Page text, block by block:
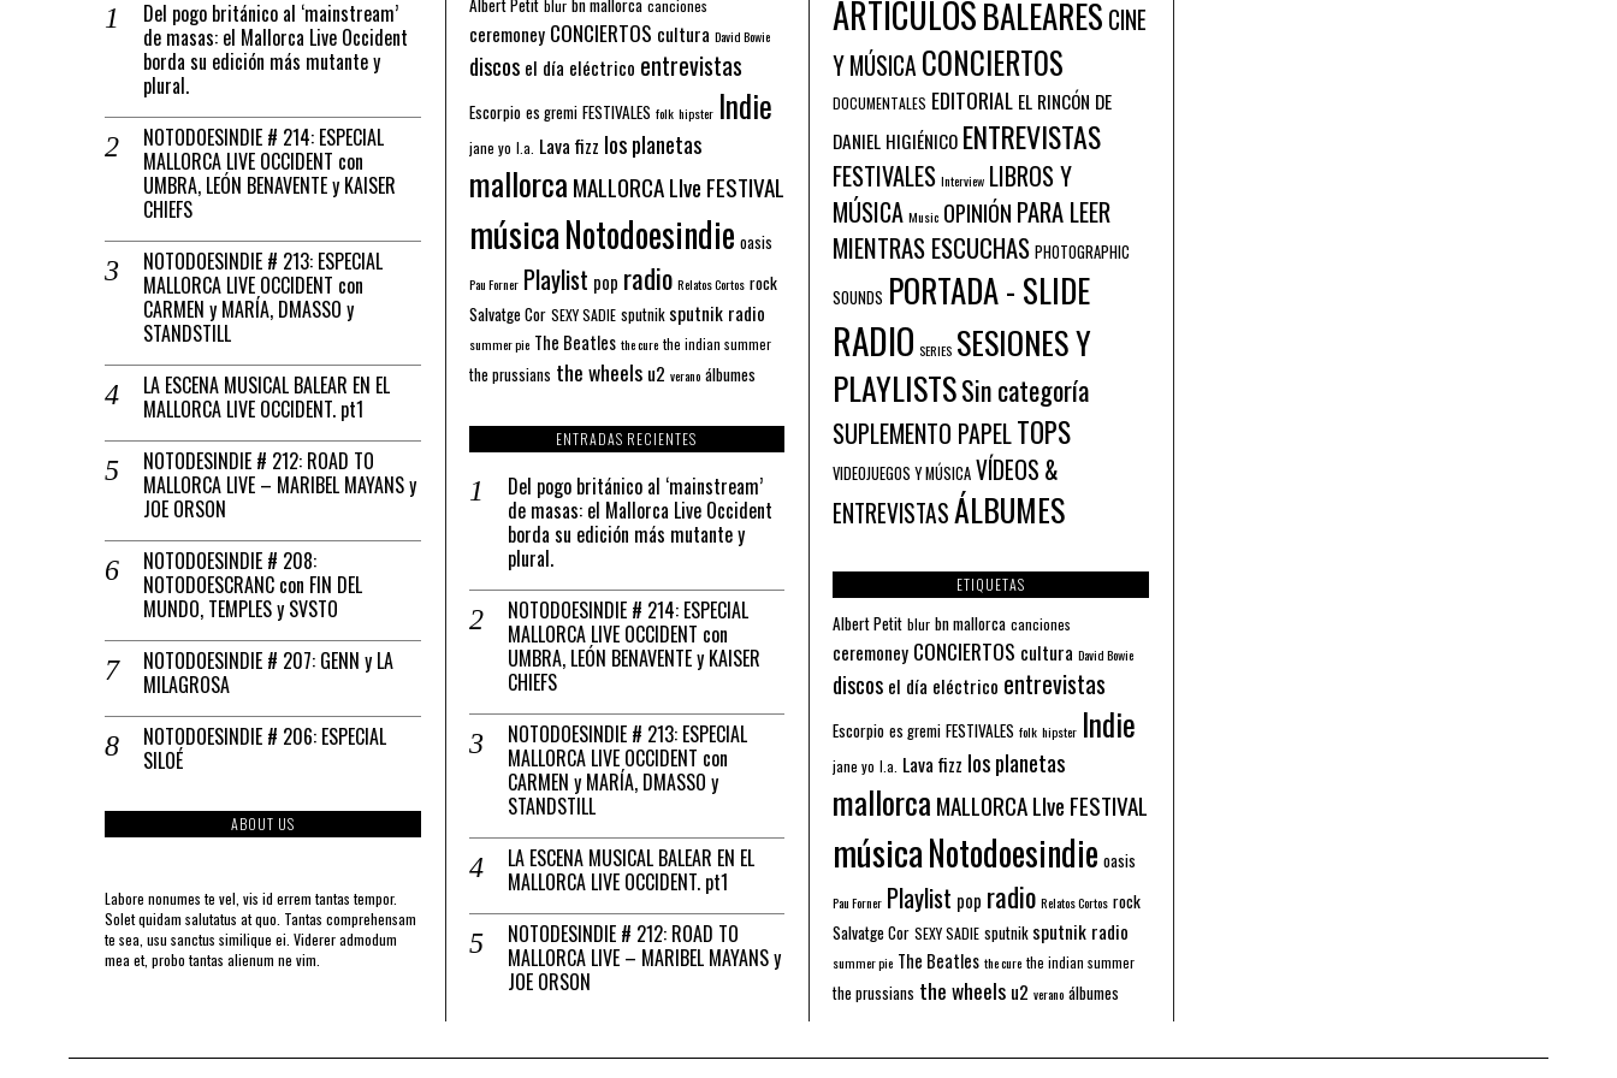
Del pogo británico al ‘mainstream’
de masas: el Mallorca Live Occident
borda su edición más mutante y
plural.
NOTODOESINDIE # 214: ESPECIAL
MALLORCA LIVE OCCIDENT con
UMBRA, LEÓN BENAVENTE y KAISER
CHIEFS
NOTODOESINDIE # 213: ESPECIAL
MALLORCA LIVE OCCIDENT con
CARMEN y MARÍA, DMASSO y
STANDSTILL
LA ESCENA MUSICAL BALEAR EN EL
MALLORCA LIVE OCCIDENT. pt1
NOTODESINDIE # 212: ROAD TO
MALLORCA LIVE – MARIBEL MAYANS y
JOE ORSON
NOTODOESINDIE # 208:
NOTODOESCRANC con FIN DEL
MUNDO, TEMPLES y SVSTO
NOTODOESINDIE # 207: GENN y LA
MILAGROSA
NOTODOESINDIE # 206: ESPECIAL
SILOÉ
ABOUT US
Labore nonumes te vel, vis id errem tantas tempor.
Solet quidam salutatus at quo. Tantas comprehensam
te sea, usu sanctus similique ei. Viderer admodum
mea et, probo tantas alienum ne vim.
blur canciones
ceremoney CONCIERTOS cultura David Bowie
discos el día eléctrico entrevistas
Escorpio es gremi FESTIVALES folk hipster Indie
jane yo l.a. Lava fizz los planetas
mallorca MALLORCA LIve FESTIVAL
músicaNotodoesindie oasis
Pau Forner Playlist pop radio Relatos Cortos rock
Salvatge Cor SEXY SADIE sputnik sputnik radio
summer pie The Beatles the cure the indian summer
the prussians the wheels u2 verano álbumes
ENTRADAS RECIENTES
Del pogo británico al ‘mainstream’
de masas: el Mallorca Live Occident
borda su edición más mutante y
plural.
NOTODOESINDIE # 214: ESPECIAL
MALLORCA LIVE OCCIDENT con
UMBRA, LEÓN BENAVENTE y KAISER
CHIEFS
NOTODOESINDIE # 213: ESPECIAL
MALLORCA LIVE OCCIDENT con
CARMEN y MARÍA, DMASSO y
STANDSTILL
LA ESCENA MUSICAL BALEAR EN EL
MALLORCA LIVE OCCIDENT. pt1
NOTODESINDIE # 212: ROAD TO
MALLORCA LIVE – MARIBEL MAYANS y
JOE ORSON
ARTÍCULOSBALEARES CINE
Y MÚSICA CONCIERTOS
DOCUMENTALES EDITORIAL EL RINCÓN DE
DANIEL HIGIÉNICO ENTREVISTAS
FESTIVALES Interview LIBROS Y
MÚSICA Music OPINIÓN PARA LEER
MIENTRAS ESCUCHAS PHOTOGRAPHIC
SOUNDS PORTADA - SLIDE
RADIO SERIES SESIONES Y
PLAYLISTSSin categoría
SUPLEMENTO PAPELTOPS
VIDEOJUEGOS Y MÚSICA VÍDEOS &
ENTREVISTASÁLBUMES
ETIQUETAS
Albert Petit blur bn mallorca canciones
ceremoney CONCIERTOS cultura David Bowie
discos el día eléctrico entrevistas
Escorpio es gremi FESTIVALES folk hipster Indie
jane yo l.a. Lava fizz los planetas
mallorca MALLORCA LIve FESTIVAL
músicaNotodoesindie oasis
Pau Forner Playlist pop radio Relatos Cortos rock
Salvatge Cor SEXY SADIE sputnik sputnik radio
summer pie The Beatles the cure the indian summer
the prussians the wheels u2 verano álbumes